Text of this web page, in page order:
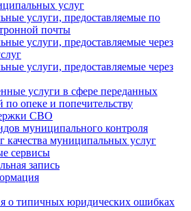
услуг
услуги, предоставляемые по
почты
услуги, предоставляемые через
услуги, предоставляемые через
услуги в сфере переданных
опеке и попечительству
СВО
муниципального контроля
качества муниципальных услуг
сервисы
запись
о типичных юридических ошибках